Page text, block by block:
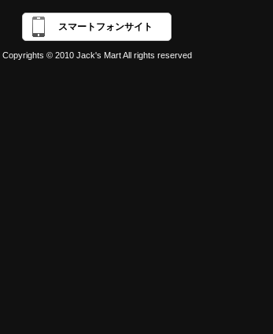
スマートフォンサイト
Copyrights © 2010 Jack's Mart All rights reserved